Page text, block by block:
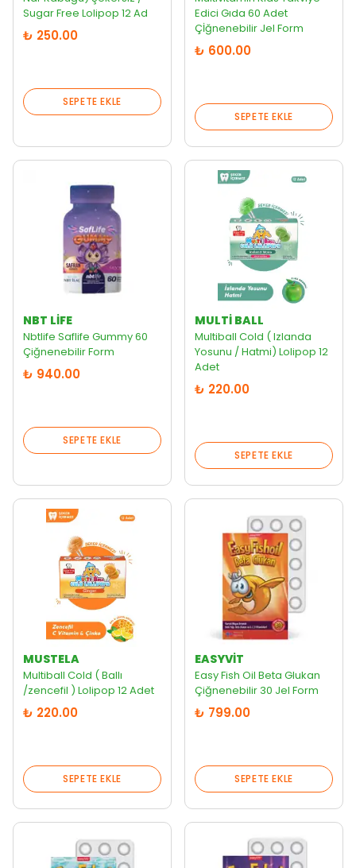
Sugar Free Lolipop 12 Ad
₺ 250.00
SEPETE EKLE
Edici Gıda 60 Adet
Çİğnenebilir Jel Form
₺ 600.00
SEPETE EKLE
NBT LIFE
Nbtlife Saflife Gummy 60
Çiğnenebilir Form
₺ 940.00
SEPETE EKLE
MULTI BALL
Multiball Cold ( Izlanda
Yosunu / Hatmi) Lolipop 12
Adet
₺ 220.00
SEPETE EKLE
MUSTELA
Multiball Cold ( Ballı
/zencefil ) Lolipop 12 Adet
₺ 220.00
SEPETE EKLE
EASYVİT
Easy Fish Oil Beta Glukan
Çiğnenebilir 30 Jel Form
₺ 799.00
SEPETE EKLE